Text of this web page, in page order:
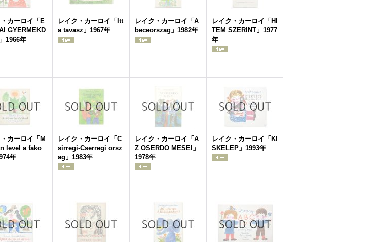
カーロイ「E
GYERMEKD
1966年
レイク・カーロイ「Itt
a tavasz」1967年
レイク・カーロイ「A
beceorszag」1982年
レイク・カーロイ「HI
TEM SZERINT」1977
年
カーロイ「M
level a fako
年
レイク・カーロイ「C
sirregi-Cserregi orsz
ag」1983年
レイク・カーロイ「A
Z OSERDO MESEI」
1978年
レイク・カーロイ「KI
SKELEP」1993年